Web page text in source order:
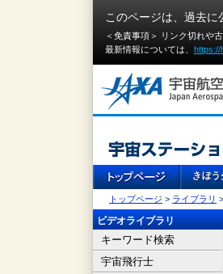
このページは、過去
＜免責事項＞ リンク切れや
最新情報については、 https://
トップページ > ライブラリ >
ビデオライブラリ
キーワード検索
宇宙飛行士